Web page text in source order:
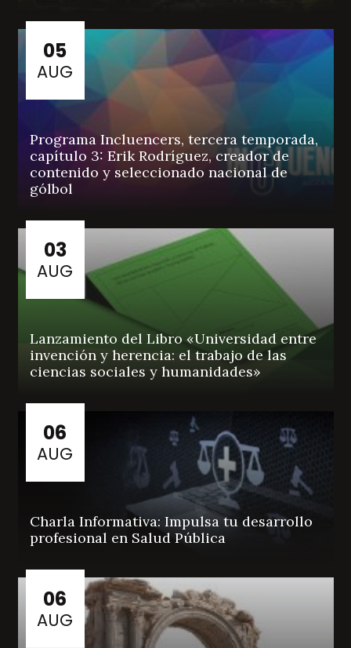
05
AUG
Programa Incluencers, tercera temporada,
capítulo 3: Erik Rodríguez, creador de
contenido y seleccionado nacional de
gólbol
03
AUG
Lanzamiento del Libro «Universidad entre
invención y herencia: el trabajo de las
ciencias sociales y humanidades»
06
AUG
Charla Informativa: Impulsa tu desarrollo
profesional en Salud Pública
06
AUG